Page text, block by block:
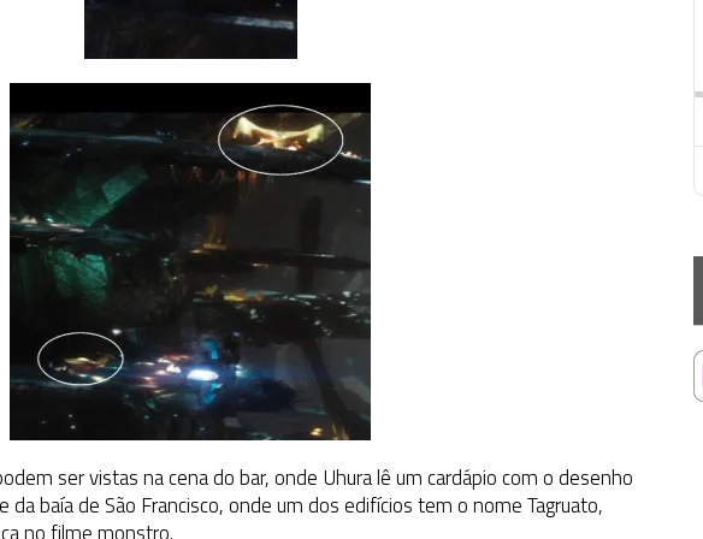
ser vistas na cena do bar, onde Uhura lê um cardápio com o desenho
da baía de São Francisco, onde um dos edifícios tem o nome Tagruato,